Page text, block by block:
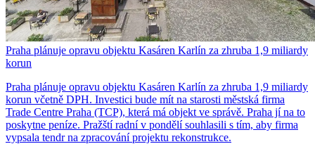
Praha plánuje opravu objektu Kasáren Karlín za zhruba 1,9 miliardy
korun
Praha plánuje opravu objektu Kasáren Karlín za zhruba 1,9 miliardy
korun včetně DPH. Investici bude mít na starosti městská firma
Trade Centre Praha (TCP), která má objekt ve správě. Praha jí na to
poskytne peníze. Pražští radní v pondělí souhlasili s tím, aby firma
vypsala tendr na zpracování projektu rekonstrukce.